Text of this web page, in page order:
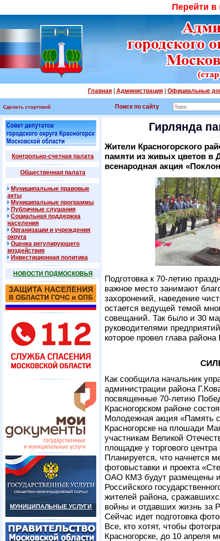
Перейти
Главная| Администрация| Официальные
Сделать стартовой Поиск по сайту
Контрольно-счетная палата
Общественная палата
Муниципальные правовые
акты
Муниципальные программы
Публичные слушания
Социальная поддержка
населения
Организации и учреждения
округа
Оценка регулирующего
воздействия
Инвестиционная политика
НОВОСТИ ПОДМОСКОВЬЯ
МУНИЦИПАЛЬНЫЕ УСЛУГИ
Гирлянда
Жители Красногорского
памяти из живых цветов в
всенародная акция
Подготовка к 70-летию
важное место занимают
захоронений, наведение
остается ведущей темой
совещаний. Так было и 30
руководителями
которое провел глава района
Как сообщила начальник
администрации района
посвященные 70-летию
Красногорском районе
Молодежная акция «Память
Красногорске на плошади
участникам Великой
площадке у торгового
Планируется, что начнется
фотовыставки и проекта
ОАО КМЗ будут размещены
Российского
жителей района,
войны и отдавших жизнь за
Сейчас идет подготовка
Все, кто хотят, чтобы
Красногорске, до 10 апреля